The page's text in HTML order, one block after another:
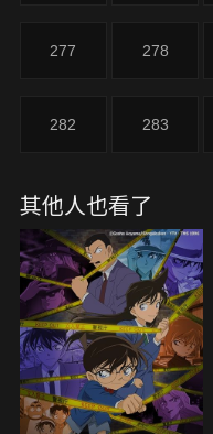
277 278
282 283
其他人也看了